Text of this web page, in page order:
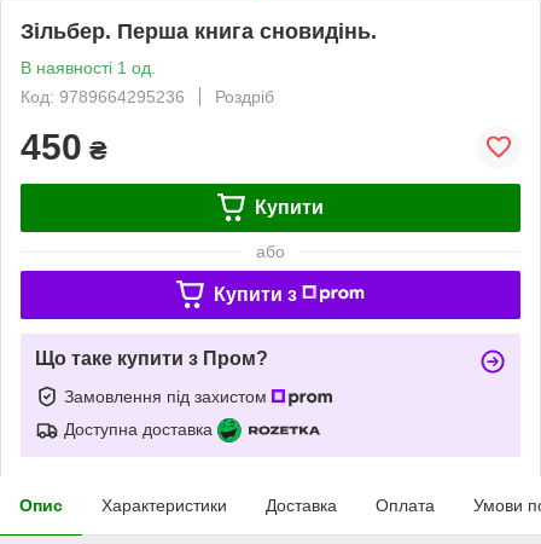
Зільбер. Перша книга сновидінь.
В наявності 1 од.
Код: 9789664295236
Роздріб
450 ₴
Купити
або
Купити з
Що таке купити з Пром?
Замовлення під захистом
Доступна доставка
Опис Характеристики Доставка Оплата Умови